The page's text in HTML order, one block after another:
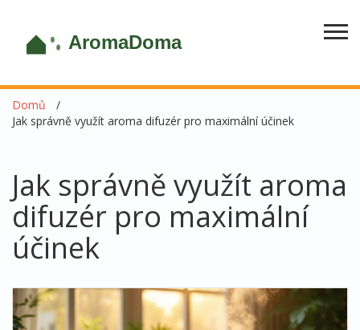
Domů
Jak správně využít aroma difuzér pro maximální účinek
Jak správně využít aroma
difuzér pro maximální
účinek